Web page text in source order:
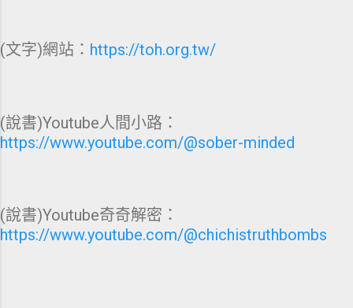
(文字)網站： https://toh.org.tw/
(說書)Youtube人間小路：
https://www.youtube.com/@sober-minded
(說書)Youtube奇奇解密：
https://www.youtube.com/@chichistruthbombs